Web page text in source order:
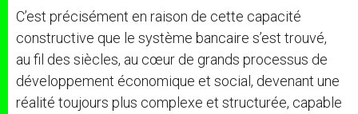
C’est précisément en raison de cette capacité
constructive que le système bancaire s’est trouvé,
au fil des siècles, au cœur de grands processus de
développement économique et social, devenant une
réalité toujours plus complexe et structurée, capable